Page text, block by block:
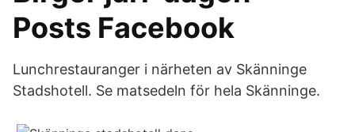
Posts Facebook
Lunchrestauranger i närheten av Skänninge
Stadshotell. Se matsedeln för hela Skänninge.